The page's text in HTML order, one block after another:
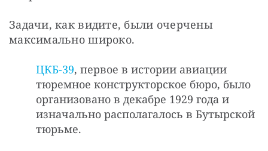
Задачи, как видите, были очерчены
максимально широко.
ЦКБ-39, первое в истории авиации
тюремное конструкторское бюро, было
организовано в декабре 1929 года и
изначально располагалось в Бутырской
тюрьме.